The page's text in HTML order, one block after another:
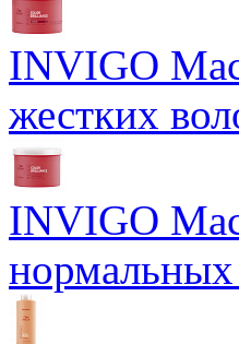
INVIGO
жестких
INVIGO